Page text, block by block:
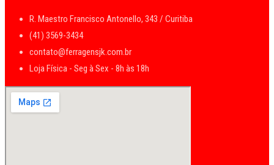
R. Maestro Francisco Antonello, 343 / Curitiba
(41) 3569-3434
contato@ferragensjk.com.br
Loja Física - Seg à Sex - 8h às 18h